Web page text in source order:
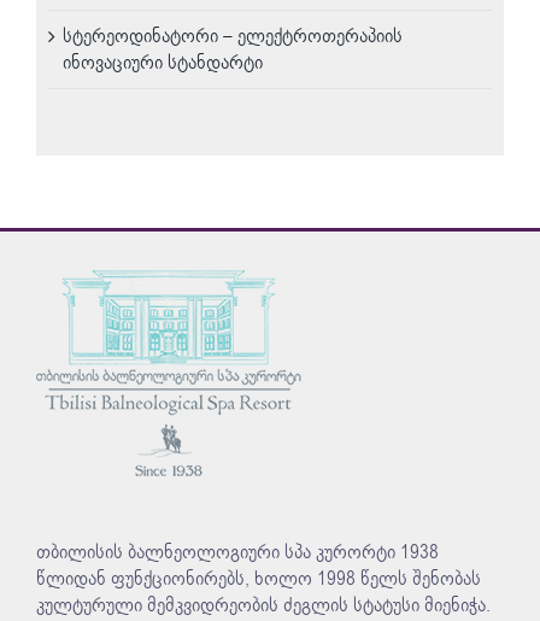
სტერეოდინატორი – ელექტროთერაპიის
ინოვაციური სტანდარტი
თბილისის ბალნეოლოგიური სპა კურორტი 1938
წლიდან ფუნქციონირებს, ხოლო 1998 წელს შენობას
კულტურული მემკვიდრეობის ძეგლის სტატუსი მიენიჭა.